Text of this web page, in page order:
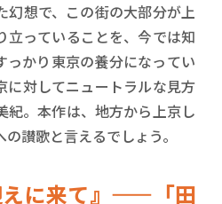
幻想で、この街の大部分が上
立っていることを、今では知
っかり東京の養分になってい
に対してニュートラルな見方
紀。本作は、地方から上京し
讃歌と言えるでしょう。
えに来て』――「田